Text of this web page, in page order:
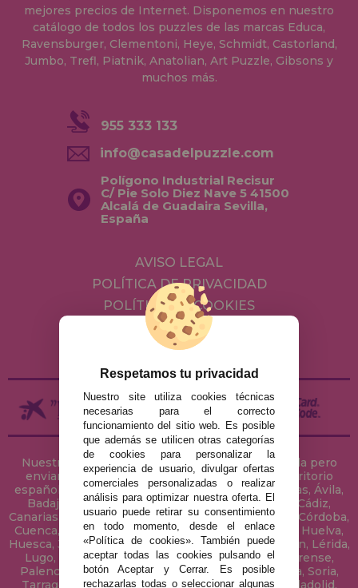
mejores precios de Internet. Disponemos en nuestro
catálogo de todos los puzzles de las marcas Educa,
Ravensburger, Clementoni, Heye, Schmidt, Castorland,
Jumbo, Trefl, Piatnik, Anatolian, Art Puzzle, Gibsons y
muchos más.
955 333 133
info@casadelpuzzle.com
Polígono Industrial Recisur
C/ Pie Solo Diez Nave 5 41500
Alcalá de Guadaira Sevilla,
España
AVISO LEGAL
POLÍTICA DE PRIVACIDAD
POLÍTICA DE COOKIES
ENVÍOS Y DEVOLUCIONES
DEVOLUCIONES / DESISTIMIENTO
Nuestra tienda de puzzles está ubicada en Sevilla pero
enviamos tus puzzles a cualquier ciudad del territorio
español: Álava, Albacete, Alicante, Almería, Asturias, Ávila,
Badajoz, Baleares, Barcelona, Burgos, Cáceres, Cádiz,
Canarias, Cantabria, Castellón, Ceuta, Ciudad Real, Córdoba,
Cuenca, Gerona, Granada, Guadalajara, Guipúzcoa, Huelva,
Huesca, Jaén, La Coruña, La Rioja, Las Palmas, Leon, Lérida,
Lugo, Madrid, Málaga, Melilla, Murcia, Navarra, Orense,
Palencia, Pontevedra, Salamanca, Segovia, Sevilla, Soria,
Respetamos tu privacidad
Nuestro site utiliza cookies técnicas
necesarias para el correcto
funcionamiento del sitio web. Es posible
que además se utilicen otras categorías
de cookies para personalizar la
experiencia de usuario, divulgar ofertas
comerciales personalizadas o realizar
análisis para optimizar nuestra oferta. El
usuario puede retirar su consentimiento
en todo momento, desde el enlace
«Política de cookies». También puede
aceptar todas las cookies pulsando el
botón Aceptar y Cerrar. Es posible
rechazarlas todas o seleccionar algunas